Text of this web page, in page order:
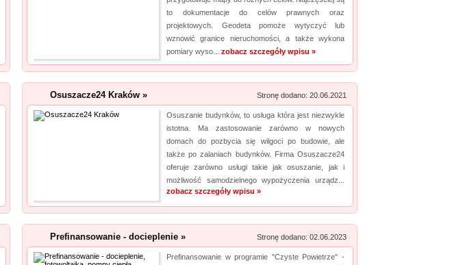
to dokumentacje do celów prawnych oraz
projektowych. Geodeta pomoże wytyczyć lub
wznowić granice nieruchomości, a także wykona
pomiary wyso... zobacz szczegóły wpisu »
Osuszacze24 Kraków » Stronę dodano: 20.06.2021
Osuszanie budynków, to usługa która jest niezwykle
istotna. Ma zastosowanie zarówno w nowych
domach do pozbycia się wilgoci po budowie, ale
także po zalaniach budynków. Firma Osuszacze24
oferuje zarówno usługi takie jak osuszanie, jak i
możliwość samodzielnego wypożyczenia urządz...
zobacz szczegóły wpisu »
Prefinansowanie - docieplenie » Stronę dodano: 02.06.2023
Prefinansowanie w programie "Czyste Powietrze" -